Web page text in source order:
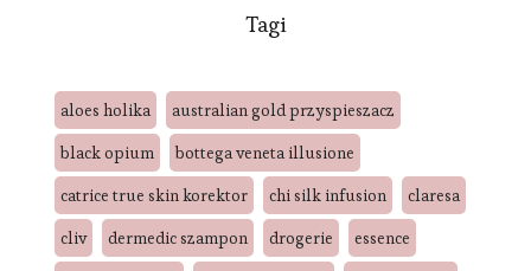
Tagi
aloes holika
australian gold przyspieszacz
black opium
bottega veneta illusione
catrice true skin korektor
chi silk infusion
claresa
cliv
dermedic szampon drogerie
essence